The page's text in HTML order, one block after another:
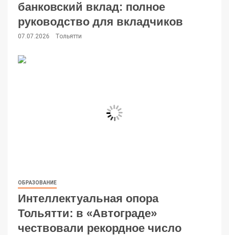
банковский вклад: полное
руководство для вкладчиков
07.07.2026 Тольятти
ОБРАЗОВАНИЕ
Интеллектуальная опора
Тольятти: в «Автограде»
чествовали рекордное число